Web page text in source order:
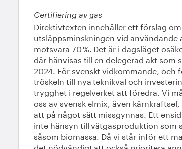
Certifiering av gas
Direktivtexten innehåller ett förslag
utsläppsminskningen vid användande
motsvara 70 %. Det är i dagsläget
där hänvisas till en delegerad akt som
2024. För svenskt vidkommande, och
tröskeln till nya teknikval och
trygghet i regelverket att föredra. Vi
oss av svensk elmix, även
att på något sätt missgynnas. Ett
inte hänsyn till vätgasproduktion som
såsom biomassa. Då vi står inför ett
det nödvändigt att också prioritera